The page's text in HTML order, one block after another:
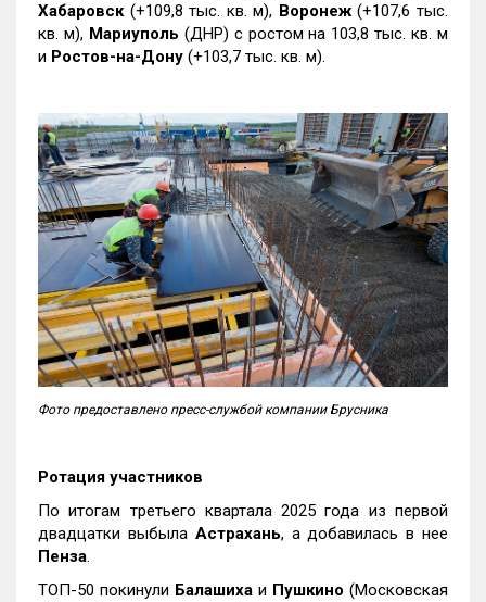
Хабаровск (+109,8 тыс. кв. м), Воронеж(+107,6 тыс.
кв. м), Мариуполь (ДНР) с ростом на 103,8 тыс. кв. м
и Ростов-на-Дону (+103,7 тыс. кв. м).
Фото предоставлено пресс-службой компании Брусника
Ротация участников
По итогам третьего квартала 2025 года из первой
двадцатки выбыла Астрахань, а добавилась в нее
Пенза.
ТОП-50 покинули Балашиха и Пушкино (Московская